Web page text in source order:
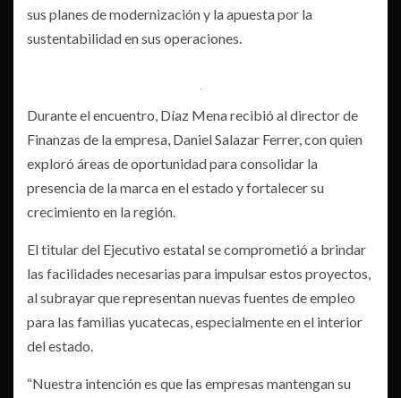
sus planes de modernización y la apuesta por la
sustentabilidad en sus operaciones.
Durante el encuentro, Díaz Mena recibió al director de
Finanzas de la empresa, Daniel Salazar Ferrer, con quien
exploró áreas de oportunidad para consolidar la
presencia de la marca en el estado y fortalecer su
crecimiento en la región.
El titular del Ejecutivo estatal se comprometió a brindar
las facilidades necesarias para impulsar estos proyectos,
al subrayar que representan nuevas fuentes de empleo
para las familias yucatecas, especialmente en el interior
del estado.
“Nuestra intención es que las empresas mantengan su